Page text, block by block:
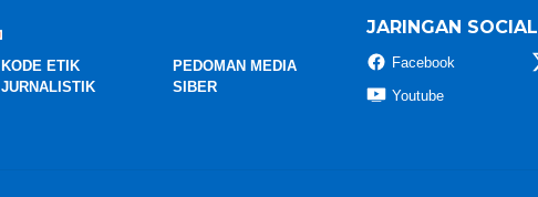
KODE ETIK
JURNALISTIK
PEDOMAN MEDIA
SIBER
JARINGAN SOCIAL
Facebook
Youtube